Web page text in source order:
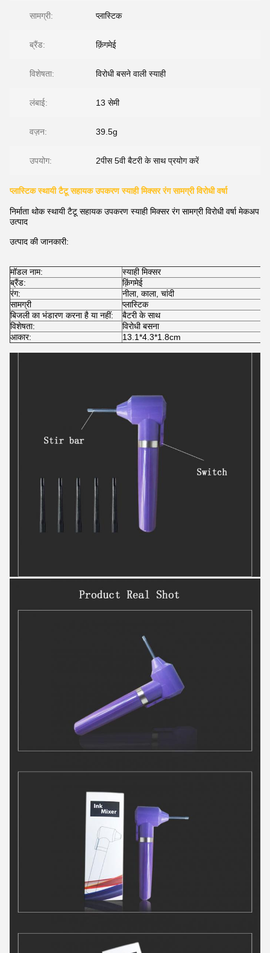
सामग्री: प्लास्टिक
ब्रैंड: क़िंगमेई
विशेषता: विरोधी बसने वाली स्याही
लंबाई: 13 सेमी
वज़न: 39.5g
उपयोग: 2पीस 5वी बैटरी के साथ प्रयोग करें
प्लास्टिक स्थायी टैटू सहायक उपकरण स्याही मिक्सर रंग सामग्री विरोधी वर्षा
निर्माता थोक स्थायी टैटू सहायक उपकरण स्याही मिक्सर रंग सामग्री विरोधी वर्षा मेकअप
उत्पाद
उत्पाद की जानकारी:
मॉडल नाम:
स्याही मिक्सर
ब्रैंड:
क़िंगमेई
रंग:
नीला, काला, चांदी
सामग्री
प्लास्टिक
बिजली का भंडारण करना है या नहीं:
बैटरी के साथ
विशेषता:
विरोधी बसना
आकार:
13.1*4.3*1.8cm